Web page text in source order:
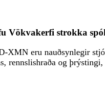
Vökvakerfi strokka
XMN eru nauðsynlegir
rennslishraða og